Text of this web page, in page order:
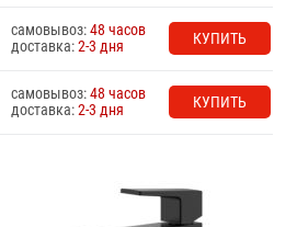
самовывоз:48 часов
доставка:2-3 дня КУПИТЬ
самовывоз:48 часов
доставка:2-3 дня КУПИТЬ